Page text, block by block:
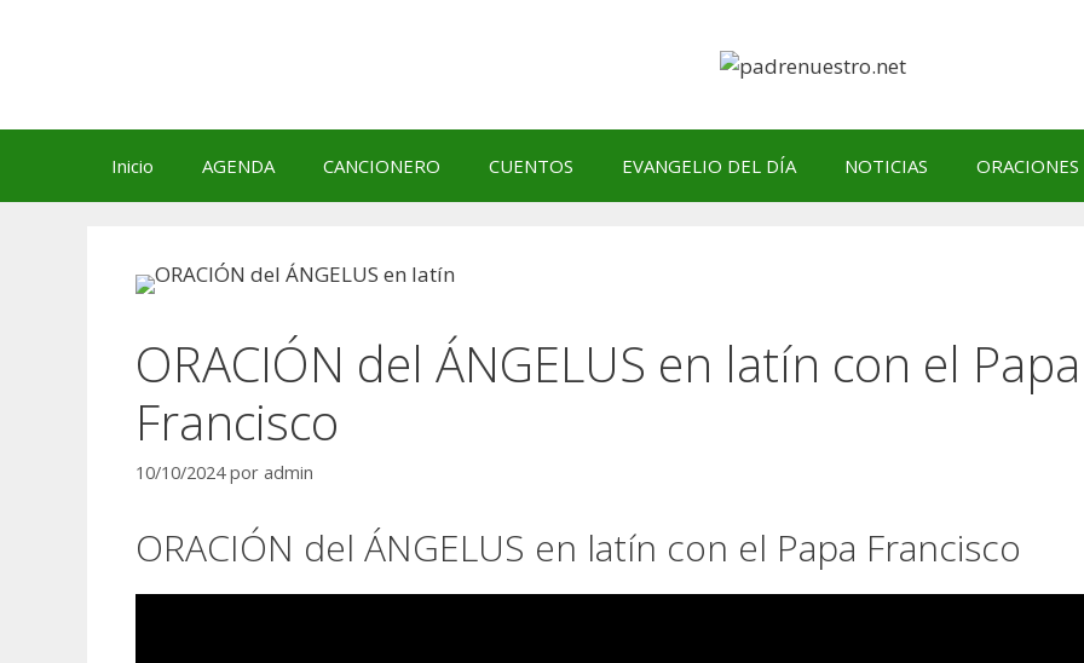
Inicio AGENDA CANCIONERO CUENTOS EVANGELIO DEL DÍA NOTICIAS ORACIONES
ORACIÓN del ÁNGELUS en latín con el Papa
Francisco
10/10/2024 por admin
ORACIÓN del ÁNGELUS en latín con el Papa Francisco